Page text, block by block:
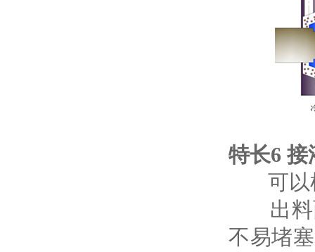
特长6 接
可以根
出料面
不易堵